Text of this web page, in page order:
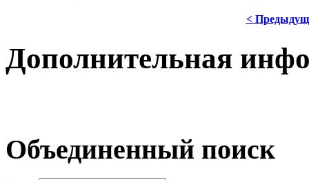
<
Дополнительная
Объединенный поиск